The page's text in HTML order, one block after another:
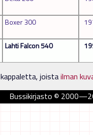
Boxer 300
Lahti Falcon 540
kappaletta, joistailman
Bussikirjasto ©